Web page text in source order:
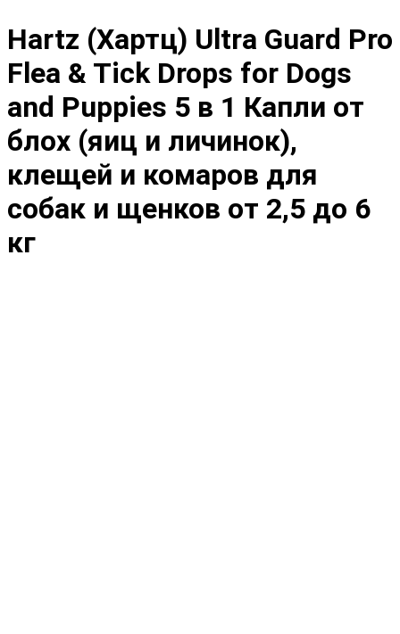
Hartz (Хартц) Ultra Guard Pro
Flea & Tick Drops for Dogs
and Puppies 5 в 1 Капли от
блох (яиц и личинок),
клещей и комаров для
собак и щенков от 2,5 до 6
кг